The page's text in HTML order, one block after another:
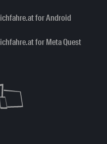
ichfahre.at for Android
ichfahre.at for Meta Quest